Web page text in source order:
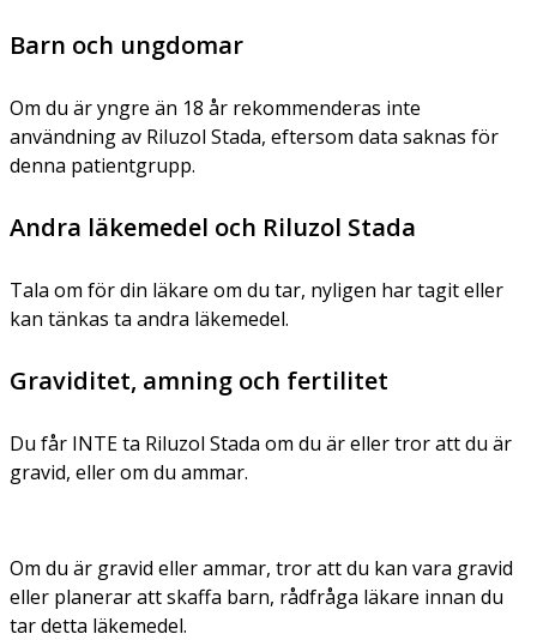
Barn och ungdomar
Om du är yngre än 18 år rekommenderas inte
användning av Riluzol Stada, eftersom data saknas för
denna patientgrupp.
Andra läkemedel och Riluzol Stada
Tala om för din läkare om du tar, nyligen har tagit eller
kan tänkas ta andra läkemedel.
Graviditet, amning och fertilitet
Du får INTE ta Riluzol Stada om du är eller tror att du är
gravid, eller om du ammar.
Om du är gravid eller ammar, tror att du kan vara gravid
eller planerar att skaffa barn, rådfråga läkare innan du
tar detta läkemedel.